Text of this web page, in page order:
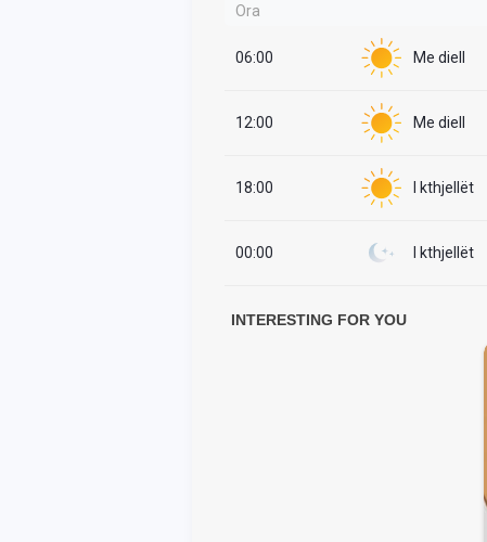
Ora
06:00 Me diell
12:00 Me diell
18:00 I kthjellët
00:00 I kthjellët